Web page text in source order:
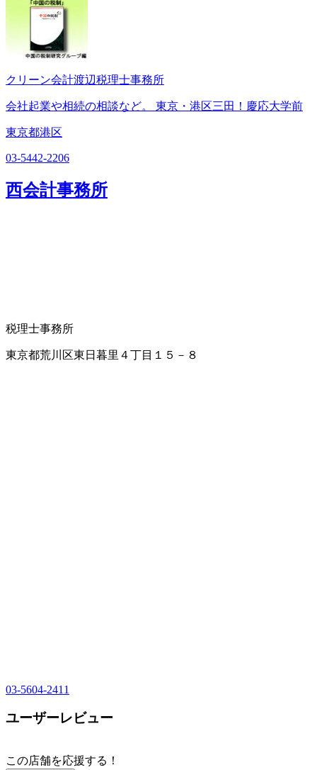
クリーン会計渡辺税理士事務所
会社起業や相続の相談など。 東京・港区三田！慶応大学前
東京都港区
03-5442-2206
西会計事務所
税理士事務所
東京都荒川区東日暮里４丁目１５－８
03-5604-2411
ユーザーレビュー
この店舗を応援する！